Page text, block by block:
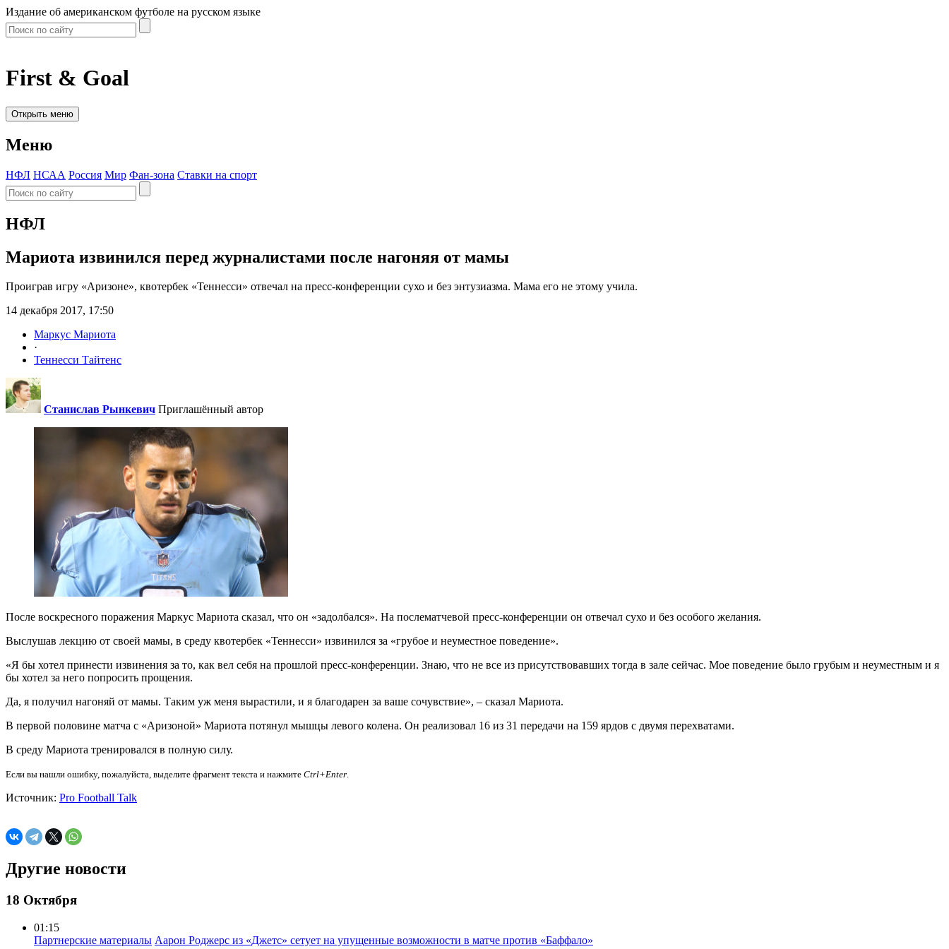
Издание об американском футболе на русском языке
First & Goal
Открыть меню
Меню
НФЛ НСАА Россия Мир Фан-зона Ставки на спорт
НФЛ
Мариота извинился перед журналистами после нагоняя от мамы
Проиграв игру «Аризоне», квотербек «Теннесси» отвечал на пресс-конференции сухо и без энтузиазма. Мама его не этому учила.
14 декабря 2017, 17:50
Маркус Мариота
·
Теннесси Тайтенс
Станислав Рынкевич Приглашённый автор
После воскресного поражения Маркус Мариота сказал, что он «задолбался». На послематчевой пресс-конференции он отвечал сухо и без особого желания.
Выслушав лекцию от своей мамы, в среду квотербек «Теннесси» извинился за «грубое и неуместное поведение».
«Я бы хотел принести извинения за то, как вел себя на прошлой пресс-конференции. Знаю, что не все из присутствовавших тогда в зале сейчас. Мое поведение было грубым и неуместным и я
бы хотел за него попросить прощения.
Да, я получил нагоняй от мамы. Таким уж меня вырастили, и я благодарен за ваше сочувствие», – сказал Мариота.
В первой половине матча с «Аризоной» Мариота потянул мышцы левого колена. Он реализовал 16 из 31 передачи на 159 ярдов с двумя перехватами.
В среду Мариота тренировался в полную силу.
Если вы нашли ошибку, пожалуйста, выделите фрагмент текста и нажмите Ctrl+Enter.
Источник: Pro Football Talk
Другие новости
18 Октября
01:15
Партнерские материалы Аарон Роджерс из «Джетс» сетует на упущенные возможности в матче против «Баффало»